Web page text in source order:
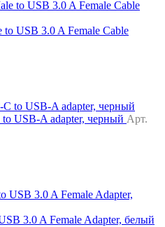
USB 3.0 A Female Cable
USB-A adapter, черный Арт.
3.0 A Female Adapter, белый